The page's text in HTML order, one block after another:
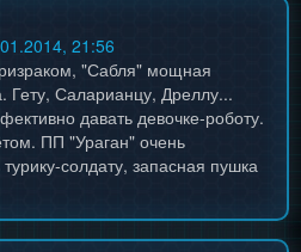
21:56
"Сабля" мощная
Гету, Саларианцу, Дреллу...
давать девочке-роботу.
ПП "Ураган" очень
солдату, запасная пушка